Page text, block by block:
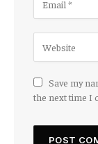
Save my
the next time I